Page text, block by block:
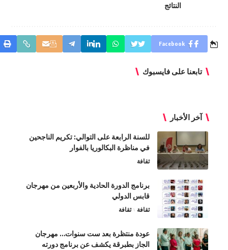
النتائج
Facebook
تابعنا على فايسبوك
آخر الأخبار
للسنة الرابعة على التوالي: تكريم الناجحين
في مناظرة البكالوريا بالفوار
ثقافة
برنامج الدورة الحادية والأربعين من مهرجان
قابس الدولي
ثقافة ثقافة
عودة منتظرة بعد ست سنوات… مهرجان
الجاز بطبرقة يكشف عن برنامج دورته